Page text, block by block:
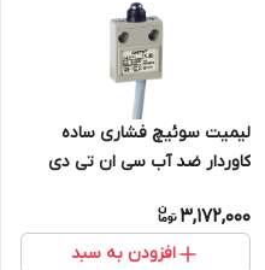
لیمیت سوئیچ فشاری ساده
کاوردار ضد آب سی ان تی دی
3,172,000
افزودن به سبد